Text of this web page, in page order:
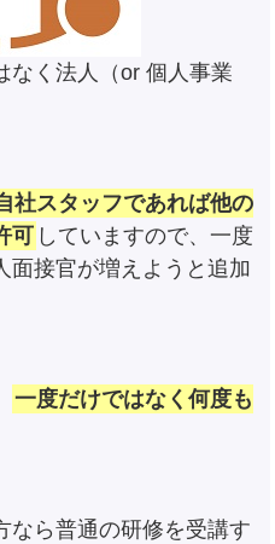
なく法人（or 個人事業
社スタッフであれば他の
可 していますので、一度
面接官が増えようと追加
一度だけではなく何度も
なら普通の研修を受講す